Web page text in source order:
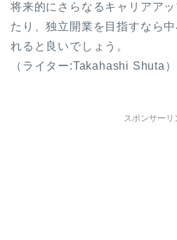
将来的にさらなるキャリアア
たり、独立開業を目指すなら
れると良いでしょう。
（ライター:Takahashi Shuta）
スポンサーリ